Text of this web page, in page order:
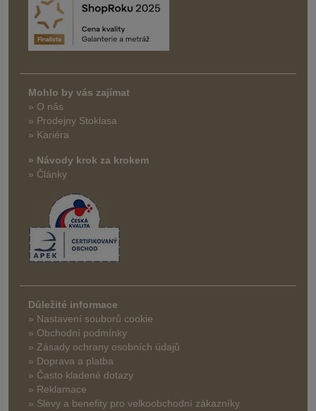
Mohlo by vás zajímat
» O nás
» Prodejny Stoklasa
» Kariéra
» Návody krok za krokem
» Články
Důležité informace
» Nastavení souborů cookie
» Obchodní podmínky
» Zásady ochrany osobních údajů
» Doprava a platba
» Často kladené dotazy
» Reklamace
» Slevy a benefity pro velkoobchodní zákazníky